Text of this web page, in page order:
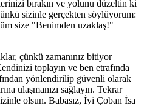
bırakın ve yolunu düzeltin ki
sizinle gerçekten söylüyorum:
size "Benimden uzaklaş!"
çünkü zamanınız bitiyor —
toplayın ve ben etrafında
yönlendirilip güvenli olarak
ulaşmanızı sağlayın. Tekrar
olsun. Babasız, İyi Çoban İsa